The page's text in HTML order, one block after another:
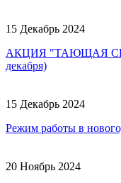
15 Декабрь 2024
АКЦИЯ "ТАЮЩАЯ
декабря)
15 Декабрь 2024
Режим работы в
20 Ноябрь 2024